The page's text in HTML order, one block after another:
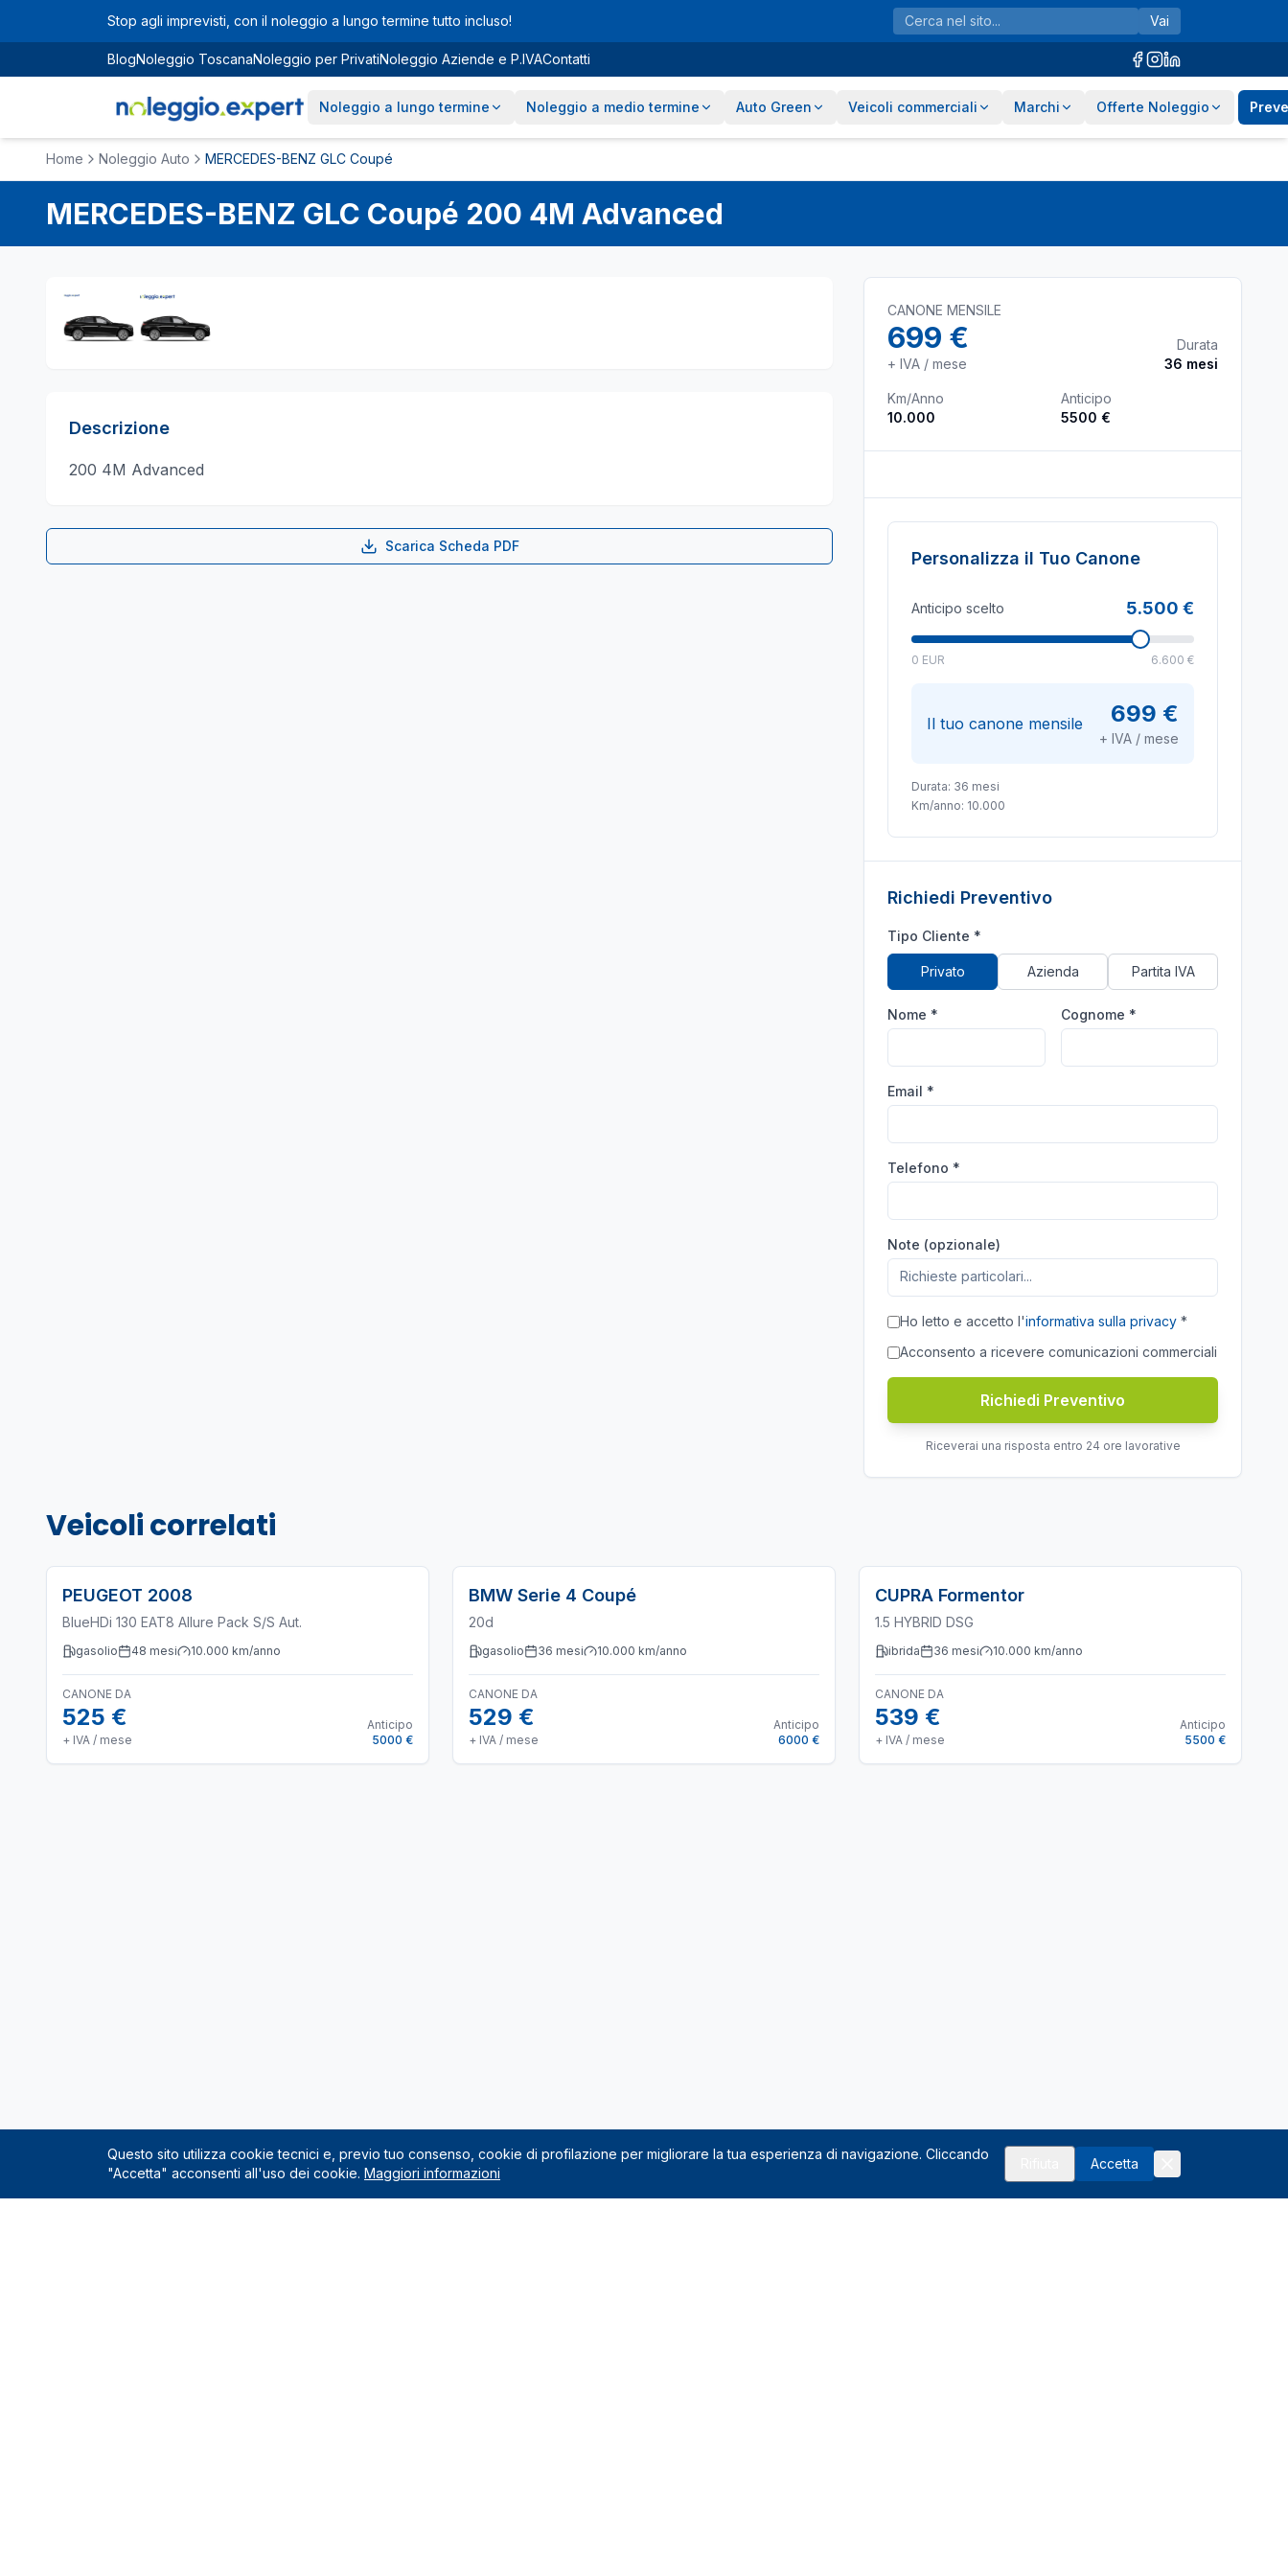
Vai al contenuto principale
Stop agli imprevisti, con il noleggio a lungo termine tutto incluso! Vai
BlogNoleggio ToscanaNoleggio per PrivatiNoleggio Aziende e P.IVAContatti
Noleggio a lungo termine Noleggio a medio termine Auto Green Veicoli commerciali Marchi Offerte Noleggio
Home Noleggio Auto MERCEDES-BENZ GLC Coupé
MERCEDES-BENZ GLC Coupé 200 4M Advanced
Descrizione
200 4M Advanced
Scarica Scheda PDF
CANONE MENSILE
699 €
+ IVA / mese
Durata
36 mesi
Km/Anno
10.000
Anticipo
5500 €
Personalizza il Tuo Canone
Anticipo scelto 5.500 €
0 EUR 6.600 €
Il tuo canone mensile 699 €
+ IVA / mese
Durata: 36 mesi
Km/anno: 10.000
Richiedi Preventivo
Tipo Cliente *
Privato Azienda Partita IVA
Nome * Cognome *
Email *
Telefono *
Note (opzionale)
Ho letto e accetto l'informativa sulla privacy *
Acconsento a ricevere comunicazioni commerciali
Richiedi Preventivo
Riceverai una risposta entro 24 ore lavorative
Veicoli correlati
PEUGEOT 2008
BlueHDi 130 EAT8 Allure Pack S/S Aut.
gasolio 48 mesi 10.000 km/anno
CANONE DA
525 €
+ IVA / mese
Anticipo
5000 €
BMW Serie 4 Coupé
20d
gasolio 36 mesi 10.000 km/anno
CANONE DA
529 €
+ IVA / mese
Anticipo
6000 €
CUPRA Formentor
1.5 HYBRID DSG
ibrida 36 mesi 10.000 km/anno
CANONE DA
539 €
+ IVA / mese
Anticipo
5500 €
Questo sito utilizza cookie tecnici e, previo tuo consenso, cookie di profilazione per migliorare la tua esperienza di navigazione. Cliccando
"Accetta" acconsenti all'uso dei cookie. Maggiori informazioni
Accetta